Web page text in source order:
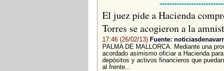
El juez pide a Hacienda
Torres se acogieron a la
17:46 (26/02/13) Fuente:
PALMA DE MALLORCA. Mediante una
acordado asimismo oficiar a Hacienda
depósitos y activos financieros que
al frente...